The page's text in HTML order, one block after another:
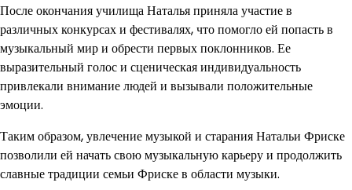
После окончания училища Наталья приняла участие в
различных конкурсах и фестивалях, что помогло ей попасть в
музыкальный мир и обрести первых поклонников. Ее
выразительный голос и сценическая индивидуальность
привлекали внимание людей и вызывали положительные
эмоции.
Таким образом, увлечение музыкой и старания Натальи Фриске
позволили ей начать свою музыкальную карьеру и продолжить
славные традиции семьи Фриске в области музыки.